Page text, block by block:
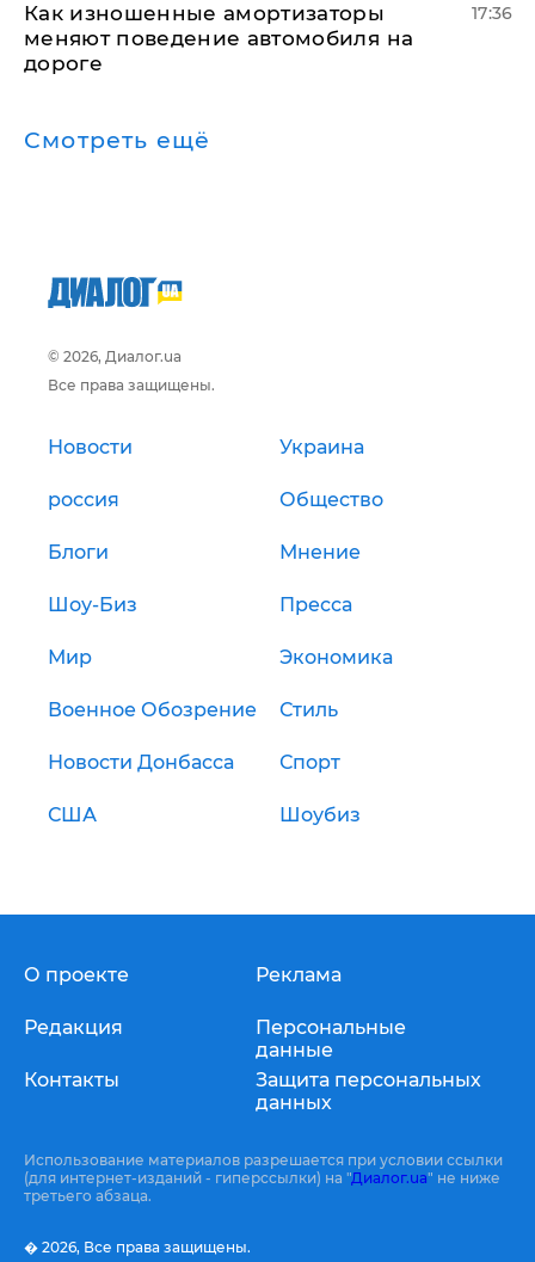
Как изношенные амортизаторы
меняют поведение автомобиля на
дороге
17:36
Смотреть ещё
© 2026, Диалог.ua
Все права защищены.
Новости Украина
россия Общество
Блоги Мнение
Шоу-Биз Пресса
Мир Экономика
Военное Обозрение Стиль
Новости Донбасса Спорт
США Шоубиз
О проекте
Редакция
Контакты
Реклама
Персональные
данные
Защита персональных
данных
Использование материалов разрешается при условии ссылки
(для интернет-изданий - гиперссылки) на "Диалог.ua" не ниже
третьего абзаца.
� 2026, Все права защищены.